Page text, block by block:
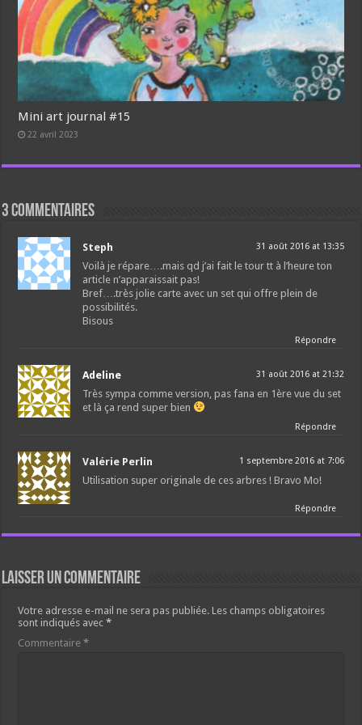
Mini art journal #15
22 avril 2023
3 commentaires
Steph 31 août 2016 at 13:35
Voilà je répare….mais qd j’ai fait le tour tt à l’heure ton
article n’apparaissait pas!
Bref….très jolie carte avec un set qui offre plein de
possibilités.
Bisous
Répondre
Adeline 31 août 2016 at 21:32
Très sympa comme version, pas fana en 1ère vue du set
et là ça rend super bien
Répondre
Valérie Perlin 1 septembre 2016 at 7:06
Utilisation super originale de ces arbres ! Bravo Mo!
Répondre
Laisser un commentaire
Votre adresse e-mail ne sera pas publiée. Les champs obligatoires
sont indiqués avec*
Commentaire*